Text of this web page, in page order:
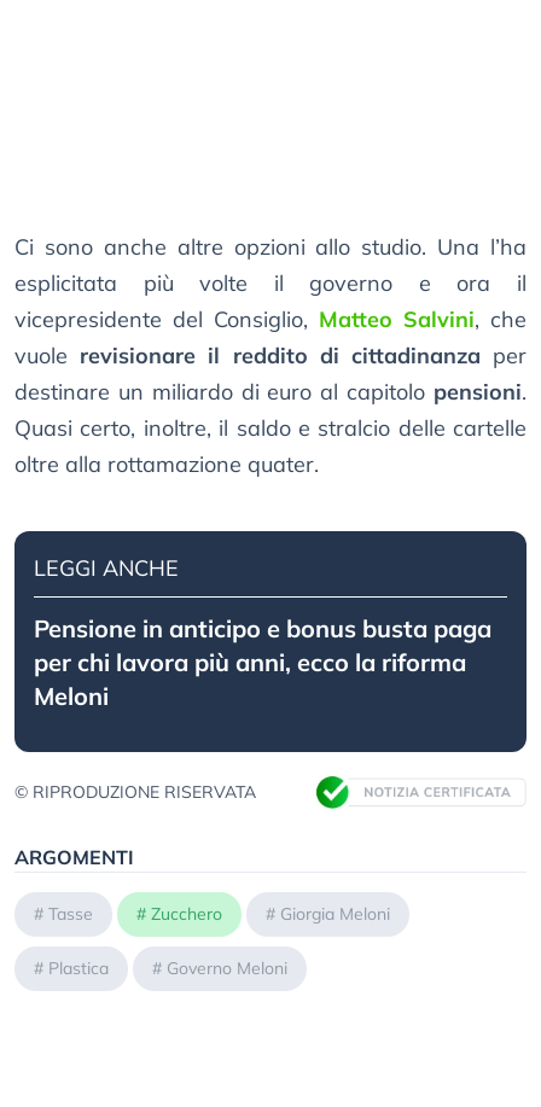
Ci sono anche altre opzioni allo studio. Una l’ha
esplicitata più volte il governo e ora il
vicepresidente del Consiglio, Matteo Salvini, che
vuole revisionare il reddito di cittadinanza per
destinare un miliardo di euro al capitolo pensioni.
Quasi certo, inoltre, il saldo e stralcio delle cartelle
oltre alla rottamazione quater.
LEGGI ANCHE
Pensione in anticipo e bonus busta paga
per chi lavora più anni, ecco la riforma
Meloni
© RIPRODUZIONE RISERVATA
ARGOMENTI
# Tasse # Zucchero # Giorgia Meloni
# Plastica # Governo Meloni